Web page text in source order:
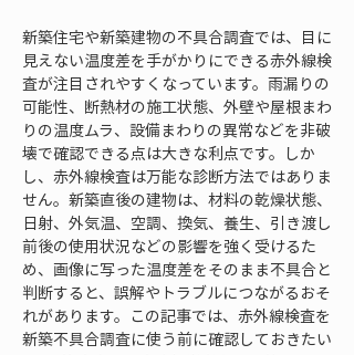
新築住宅や新築建物の不具合調査では、目に
見えない温度差を手がかりにできる赤外線検
査が注目されやすくなっています。雨漏りの
可能性、断熱材の施工状態、外壁や屋根まわ
りの温度ムラ、設備まわりの異常などを非破
壊で確認できる点は大きな利点です。しか
し、赤外線検査は万能な診断方法ではありま
せん。新築直後の建物は、材料の乾燥状態、
日射、外気温、空調、換気、養生、引き渡し
前後の使用状況などの影響を強く受けるた
め、画像に写った温度差をそのまま不具合と
判断すると、誤解やトラブルにつながるおそ
れがあります。この記事では、赤外線検査を
新築不具合調査に使う前に確認しておきたい